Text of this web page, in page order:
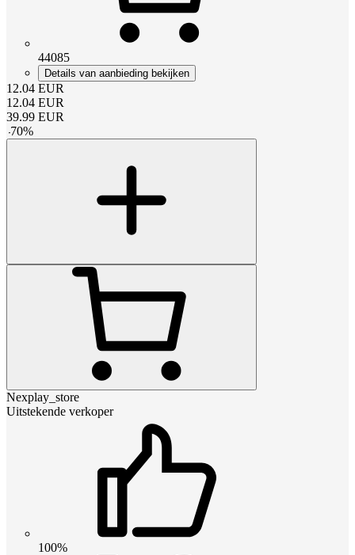
44085
Details van aanbieding bekijken
12.04 EUR
12.04 EUR
39.99 EUR
-70%
Nexplay_store
Uitstekende verkoper
100%